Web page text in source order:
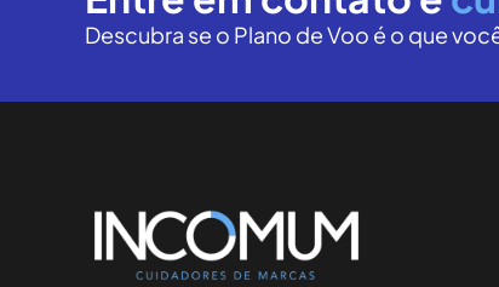
Descubra se o Plano de Voo é o que